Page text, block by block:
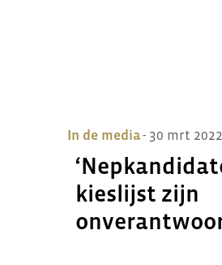
In de media- 30 mrt 2022
kieslijst zijn